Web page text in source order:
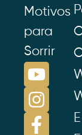
Motivos
para
Sorrir